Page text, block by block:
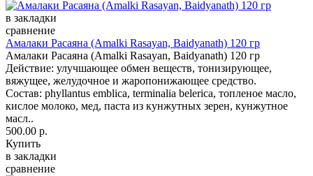
в закладки
сравнение
Амалаки Расаяна (Amalki Rasayan, Baidyanath) 120 гр
Амалаки Расаяна (Amalki Rasayan, Baidyanath) 120 гр
Действие: улучшающее обмен веществ, тонизирующее,
вяжущее, желудочное и жаропонижающее средство.
Состав: phyllantus emblica, terminalia belerica, топленое масло,
кислое молоко, мед, паста из кунжутных зерен, кунжутное
масл..
500.00 р.
Купить
в закладки
сравнение